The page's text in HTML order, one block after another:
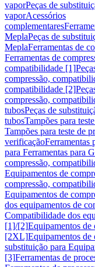
vaporPeças de
vaporAcessórios
complementares
MeplaPeças de
MeplaFerramentas de
Ferramentas de
compatibilidade [1]
compressão,
compatibilidade [2]
compressão,
tubosPeças de
tubosTampões para
Tampões para teste de
verificaçãoFerramentas
para Ferramentas para
compressão,
Equipamentos de
compressão,
Equipamentos de
dos equipamentos de
Compatibilidade dos
[1]/[2]Equipamentos de
[2XL]Equipamentos
substituição para
[3]Ferramentas de